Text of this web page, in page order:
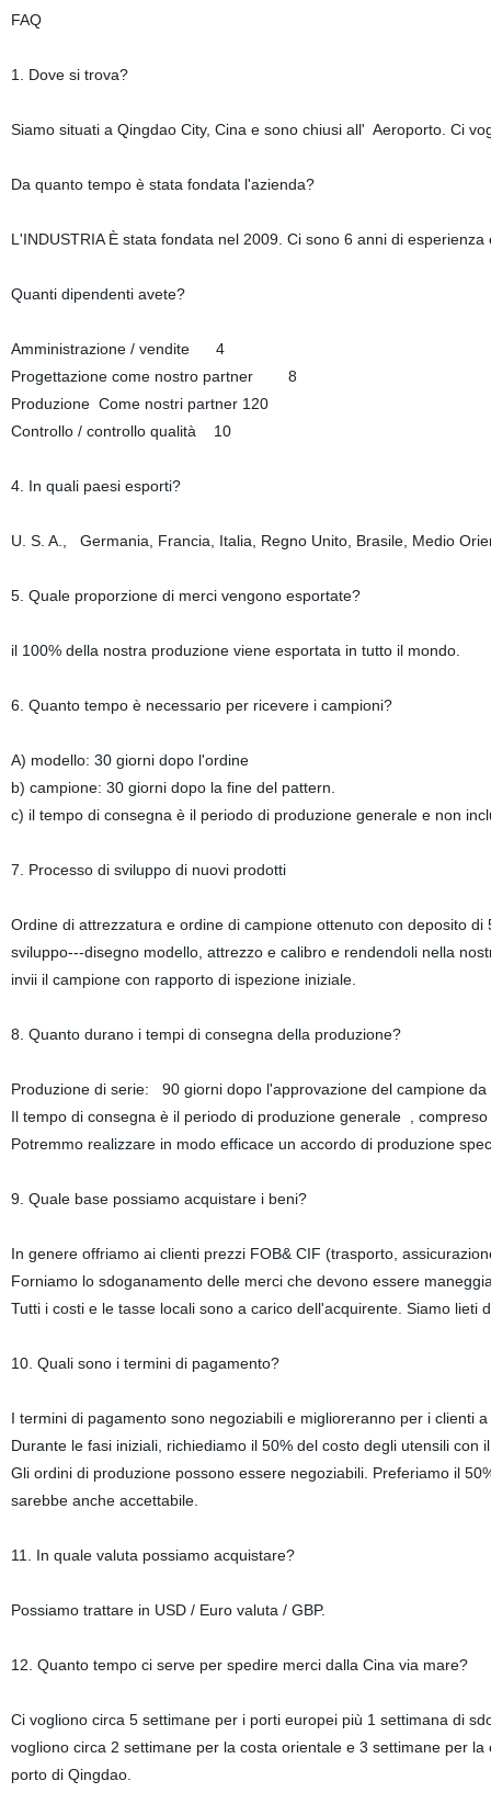
FAQ
1. Dove si trova?
Siamo situati a Qingdao City, Cina e sono chiusi all' Aeroporto. Ci
Da quanto tempo è stata fondata l'azienda?
L'INDUSTRIA È stata fondata nel 2009. Ci sono 6 anni di esperienza
Quanti dipendenti avete?
Amministrazione / vendite 4
Progettazione come nostro partner 8
Produzione Come nostri partner 120
Controllo / controllo qualità 10
4. In quali paesi esporti?
U. S. A., Germania, Francia, Italia, Regno Unito, Brasile, Medio
5. Quale proporzione di merci vengono esportate?
il 100% della nostra produzione viene esportata in tutto il mondo.
6. Quanto tempo è necessario per ricevere i campioni?
A) modello: 30 giorni dopo l'ordine
b) campione: 30 giorni dopo la fine del pattern.
c) il tempo di consegna è il periodo di produzione generale e non
7. Processo di sviluppo di nuovi prodotti
Ordine di attrezzatura e ordine di campione ottenuto con deposito
sviluppo---disegno modello, attrezzo e calibro e rendendoli nella
invii il campione con rapporto di ispezione iniziale.
8. Quanto durano i tempi di consegna della produzione?
Produzione di serie: 90 giorni dopo l'approvazione del campione da
Il tempo di consegna è il periodo di produzione generale ,
Potremmo realizzare in modo efficace un accordo di produzione
9. Quale base possiamo acquistare i beni?
In genere offriamo ai clienti prezzi FOB& CIF (trasporto,
Forniamo lo sdoganamento delle merci che devono essere
Tutti i costi e le tasse locali sono a carico dell'acquirente. Siamo
10. Quali sono i termini di pagamento?
I termini di pagamento sono negoziabili e miglioreranno per i clienti
Durante le fasi iniziali, richiediamo il 50% del costo degli utensili con
Gli ordini di produzione possono essere negoziabili. Preferiamo il
sarebbe anche accettabile.
11. In quale valuta possiamo acquistare?
Possiamo trattare in USD / Euro valuta / GBP.
12. Quanto tempo ci serve per spedire merci dalla Cina via mare?
Ci vogliono circa 5 settimane per i porti europei più 1 settimana di
vogliono circa 2 settimane per la costa orientale e 3 settimane per
porto di Qingdao.